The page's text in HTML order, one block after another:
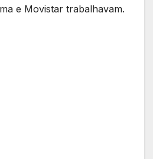
e Movistar trabalhavam.